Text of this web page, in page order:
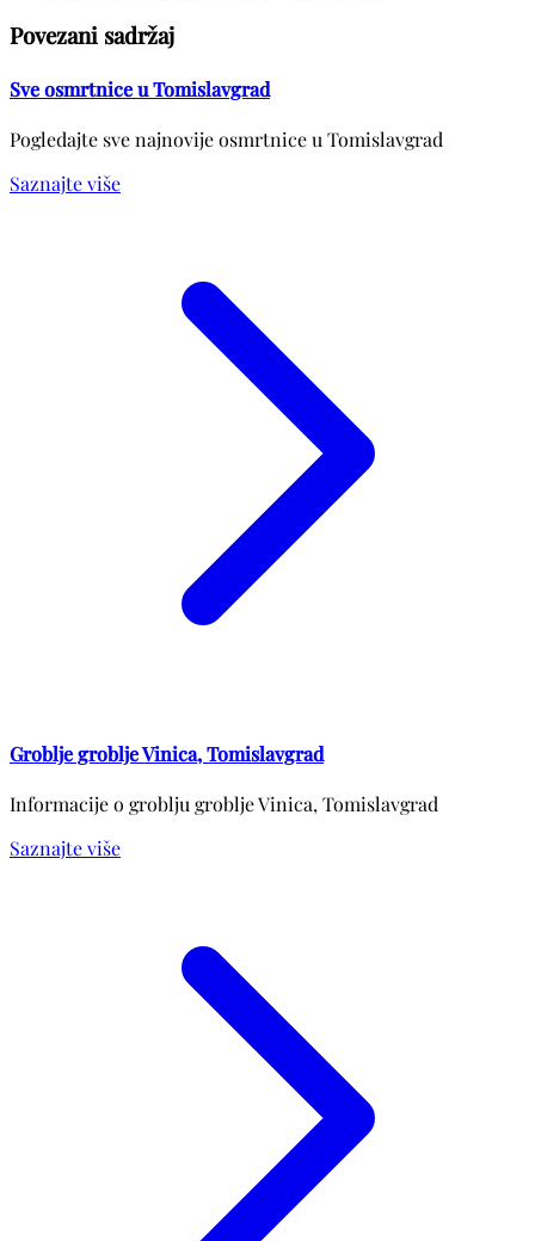
Povezani sadržaj
Sve osmrtnice u Tomislavgrad
Pogledajte sve najnovije osmrtnice u Tomislavgrad
Saznajte više
Groblje groblje Vinica, Tomislavgrad
Informacije o groblju groblje Vinica, Tomislavgrad
Saznajte više